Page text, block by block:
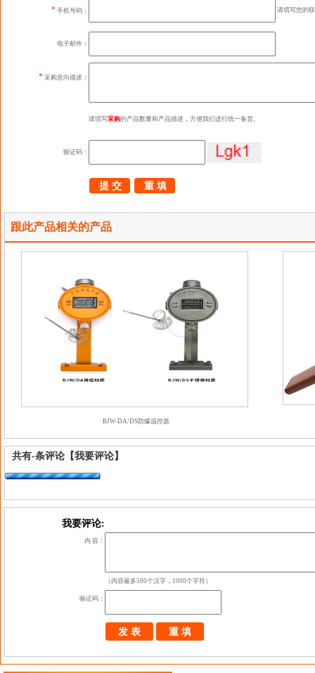
* 手机号码： 请填写您的
电子邮件：
* 采购意向描述：
请填写采购的产品数量和产品描述，方便我们进行统一备货。
验证码：
跟此产品相关的产品
BJW-DA/DS防爆温控器
共有-条评论 【我要评论】
我要评论:
内 容：
（内容最多500个汉字，1000个字符）
验证码：